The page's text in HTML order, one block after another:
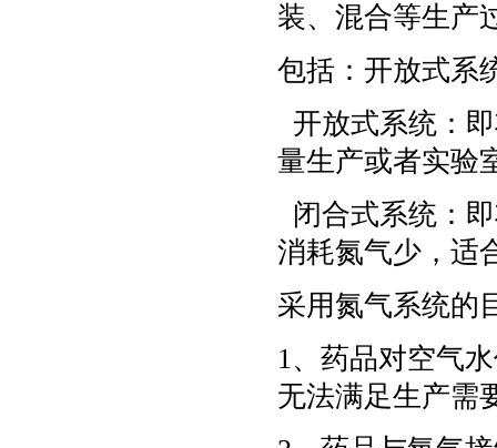
装、混合等生产
包括：开放式系
开放式系统：
量生产或者实验
闭合式系统：
消耗氮气少，适
采用氮气系统的
1、药品对空气
无法满足生产需